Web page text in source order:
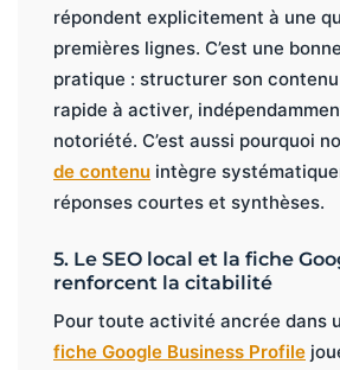
répondent explicitement à une
premières lignes. C’est une
pratique : structurer son
rapide à activer,
notoriété. C’est aussi pourquoi
de contenu intègre
réponses courtes et synthèses.
5. Le SEO local et la fiche
renforcent la citabilité
Pour toute activité ancrée dans
fiche Google Business Profile